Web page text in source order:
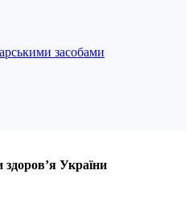
засобами
здоров’я України